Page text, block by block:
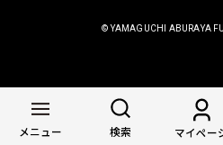
メニュー 検索 マイペー
© YAMAGUCHI ABURAYA